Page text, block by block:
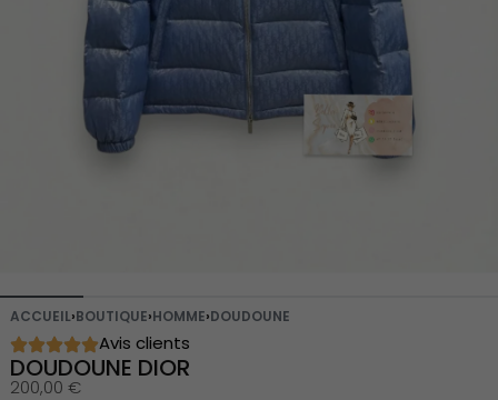
ACCUEIL›BOUTIQUE›HOMME›DOUDOUNE
Avis clients
DOUDOUNE DIOR
200,00 €